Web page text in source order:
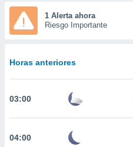
basada
permite
seguir
coste.
botón
1 Alerta ahora
Riesgo Importante
Horas anteriores
03:00
04:00